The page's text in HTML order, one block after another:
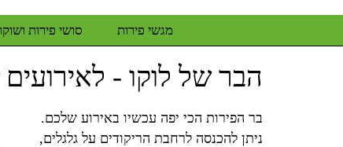
מגשי פירות סושי פירות
הבר של לוקו -
בר הפירות הכי יפה עכשיו באירוע שלכם.
ניתן להכנסה לרחבת הריקודים על גלגלים,